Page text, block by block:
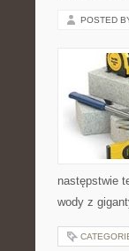
POSTED
następstwie
wody z